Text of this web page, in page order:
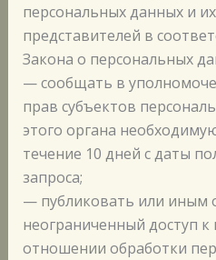
персональных данных и
представителей в
Закона о персональных
— сообщать в
прав субъектов
этого органа
течение 10 дней с даты
запроса;
— публиковать или иным
неограниченный доступ
отношении обработки